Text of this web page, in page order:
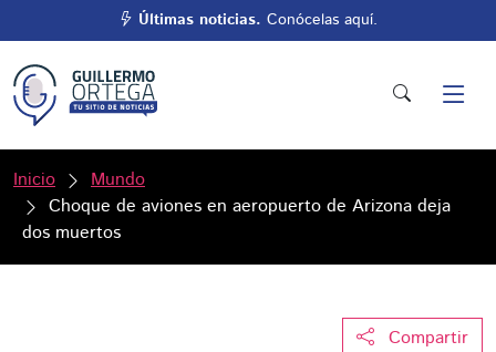
Últimas noticias. Conócelas aquí.
Inicio
Mundo
Choque de aviones en aeropuerto de Arizona deja
dos muertos
Compartir